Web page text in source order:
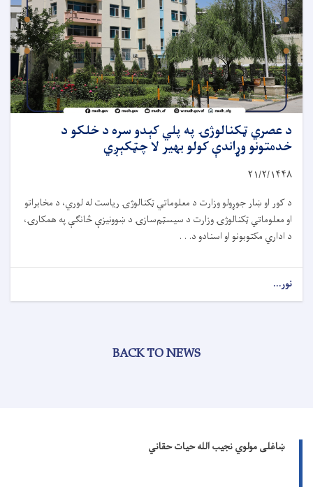
د عصري ټکنالوژۍ په پلي کېدو سره د خلکو د
خدمتونو وړاندې کولو بهیر لا چټکېږي
۲۱/۲/۱۴۴۸
د کور او ښار جوړولو وزارت د معلوماتي ټکنالوژۍ ریاست له لوري، د مخابراتو
او معلوماتي ټکنالوژۍ وزارت د سیسټم‌سازۍ د ښوونیزې څانګې په همکارۍ،
د اداري مکتوبونو او اسنادو د. . .
نور...
BACK TO NEWS
ښاغلی مولوي نجیب الله حیات حقاني